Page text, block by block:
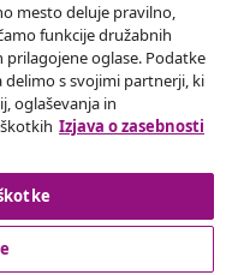
je last vidaXL
mesto deluje pravilno,
funkcije družabnih
oglase. Podatke
s svojimi partnerji, ki
oglaševanja in
Izjava o zasebnosti